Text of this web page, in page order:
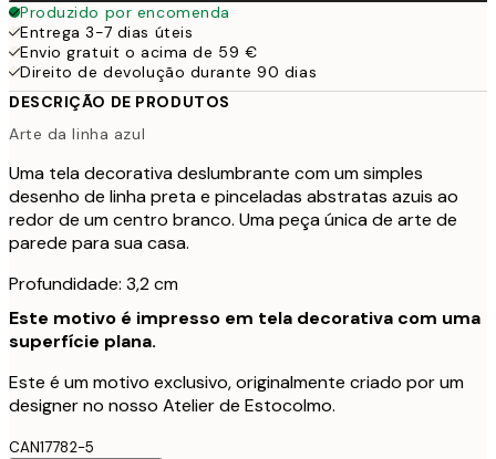
Produzido por encomenda
Entrega 3-7 dias úteis
Envio gratuit o acima de 59 €
Direito de devolução durante 90 dias
DESCRIÇÃO DE PRODUTOS
Arte da linha azul
Uma tela decorativa deslumbrante com um simples
desenho de linha preta e pinceladas abstratas azuis ao
redor de um centro branco. Uma peça única de arte de
parede para sua casa.
Profundidade: 3,2 cm
Este motivo é impresso em tela decorativa com uma
superfície plana.
Este é um motivo exclusivo, originalmente criado por um
designer no nosso Atelier de Estocolmo.
CAN17782-5